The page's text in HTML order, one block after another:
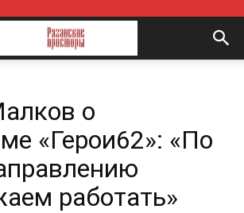
о
«Герои62»: «По
работать»